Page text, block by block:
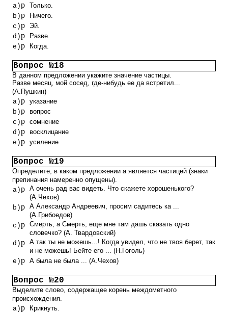
a)p Только.
b)p
Ничего.
c)p
Эй.
d)p
Разве.
e)p Когда.
Вопрос №18
В данном предложении укажите значение частицы.
Разве месяц, мой сосед, где-нибудь ее да встретил...
(А.Пушкин)
a)p указание
b)p вопрос
c)p сомнение
d)p восклицание
e)p усиление
Вопрос №19
Определите, в каком предложении а является частицей (знаки
препинания намеренно опущены).
a)p А очень рад вас видеть. Что скажете хорошенького?
(А.Чехов)
b)p А Александр Андреевич, просим садитесь ка ...
(А.Грибоедов)
c)p Смерть, а Смерть, еще мне там дашь сказать одно
словечко? (А. Твардовский)
d)p А так ты не можешь...! Когда увидел, что не твоя берет, так
и не можешь! Бейте его ... (Н.Гоголь)
e)p А была не была ... (А.Чехов)
Вопрос №20
Выделите слово, содержащее корень междометного
происхождения.
a)p
Крикнуть.